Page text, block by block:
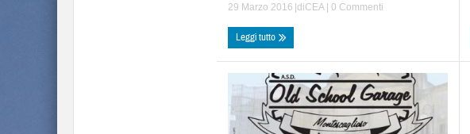
29 Marzo 2016 |diCEA 0 Commenti
Leggi tutto